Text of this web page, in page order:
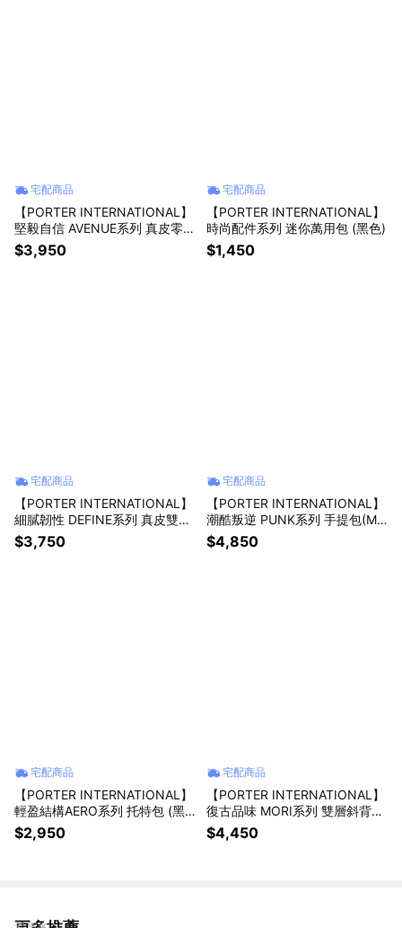
宅配商品
【PORTER INTERNATIONAL】
堅毅自信 AVENUE系列 真皮零錢
包(黑色)
$3,950
宅配商品
【PORTER INTERNATIONAL】
時尚配件系列 迷你萬用包 (黑色)
$1,450
宅配商品
【PORTER INTERNATIONAL】
細膩韌性 DEFINE系列 真皮雙折
短夾(黑色)
$3,750
宅配商品
【PORTER INTERNATIONAL】
潮酷叛逆 PUNK系列 手提包(M)
(藍色)
$4,850
宅配商品
【PORTER INTERNATIONAL】
輕盈結構AERO系列 托特包 (黑
色)
$2,950
宅配商品
【PORTER INTERNATIONAL】
復古品味 MORI系列 雙層斜背包
(S)(黑色)
$4,450